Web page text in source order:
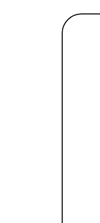
/ SWIFT, выгодный
/ SWIFT, выгодный